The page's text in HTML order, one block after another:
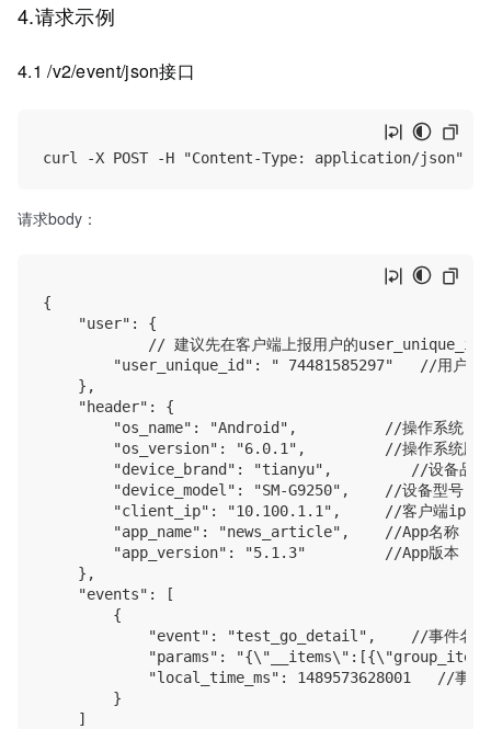
4.请求示例
4.1 /v2/event/json接口
请求body：
{
    "user": {
// 建议先在客户端上报用户的user_unique_id
"user_unique_id": " 74481585297"   //用户唯
    },
    "header": {
        "os_name": "Android",          //操作系统
"os_version": "6.0.1",         //操作系统版
        "device_brand": "tianyu",         //设备品牌
        "device_model": "SM-G9250",    //设备型号
"client_ip": "10.100.1.1",     //客户端ip地
        "app_name": "news_article",    //App名称
        "app_version": "5.1.3"         //App版本
    },
    "events": [
        {
            "event": "test_go_detail",    //事件名称
"params":
"local_time_ms": 1489573628001   //事件
        }
    ]